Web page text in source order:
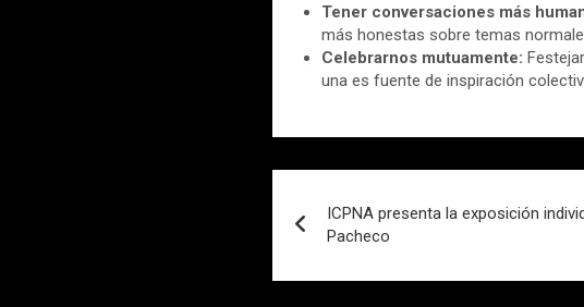
Tener conversaciones más
más honestas sobre temas
Celebrarnos mutuamente:
una es fuente de inspiración
de
entradas
ICPNA presenta la exposición
Pacheco